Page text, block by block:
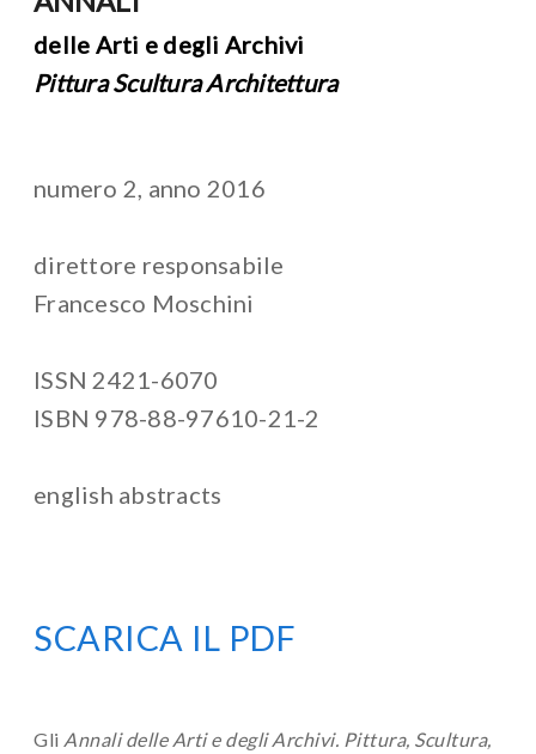
delle Arti e degli Archivi
Pittura Scultura Architettura
numero 2, anno 2016
direttore responsabile
Francesco Moschini
ISSN 2421-6070
ISBN 978-88-97610-21-2
english abstracts
SCARICA IL PDF
Gli Annali delle Arti e degli Archivi. Pittura, Scultura,